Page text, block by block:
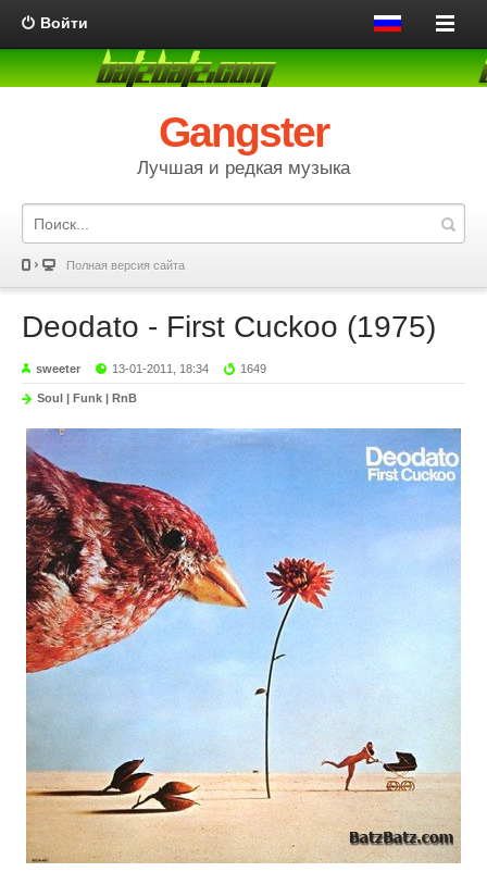
Войти
Gangster
Лучшая и редкая музыка
Полная версия сайта
Deodato - First Cuckoo (1975)
sweeter 13-01-2011, 18:34 1649
Soul | Funk | RnB